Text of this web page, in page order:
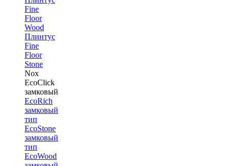
Fine
Floor
Wood
Плинтус
Fine
Floor
Stone
Nox
EcoClick
замковый
EcoRich
замковый
тип
EcoStone
замковый
тип
EcoWood